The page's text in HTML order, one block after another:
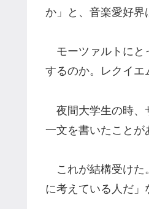
か」と、音楽愛好界
モーツァルトにと
するのか。レクイエ
夜間大学生の時、
一文を書いたことが
これが結構受けた
に考えている人だ」